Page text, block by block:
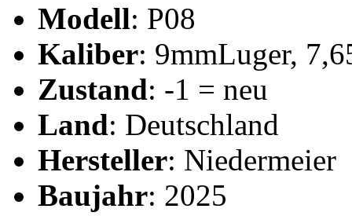
Modell: P08
Kaliber: 9mmLuger,
Zustand: -1 = neu
Land: Deutschland
Hersteller: Niedermeier
Baujahr: 2025